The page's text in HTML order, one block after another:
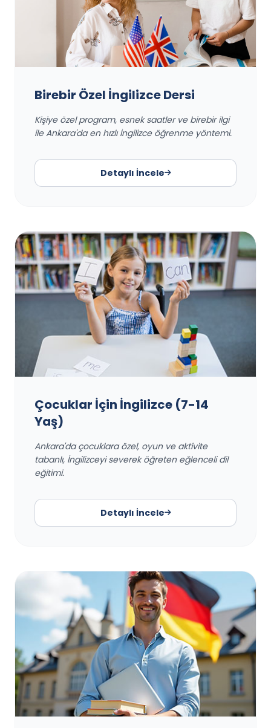
Birebir Özel İngilizce Dersi
Kişiye özel program, esnek saatler ve birebir ilgi
ile Ankara'da en hızlı İngilizce öğrenme yöntemi.
Detaylı İncele
Çocuklar İçin İngilizce (7-14
Yaş)
Ankara'da çocuklara özel, oyun ve aktivite
tabanlı, İngilizceyi severek öğreten eğlenceli dil
eğitimi.
Detaylı İncele